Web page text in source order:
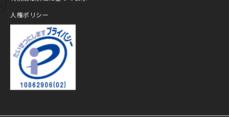
人権ポリシー